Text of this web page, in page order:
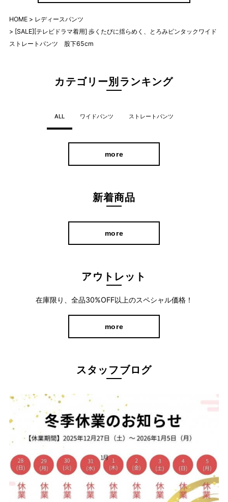
ウエスト総ゴム＆バックギャザーではき心地
ウエストから裾にかけてストンと真っすぐなラインは、X脚やO脚
など気になる脚の形を拾いにくいシルエット。 さらに、腰と膝の
位置を高めにしたことで、スタイルアップ効果◎
後ろの部分にはギャザーを寄せているため、見た目はスッキリし
ながらも締め付け感は少なく、長時間穿いていても窮屈さを感じ
にくくなっています。
HOME
レディースパンツ
[SALE][テレビドラマ着用] 歩くたびに揺らめく、とろみピンタックワイド
ストレートパンツ 股下65cm
カテゴリー別ランキング
ALL ワイドパンツ ストレートパンツ
more
新着商品
more
アウトレット
在庫限り、全品30%OFF以上のスペシャル価格！
more
スタッフブログ